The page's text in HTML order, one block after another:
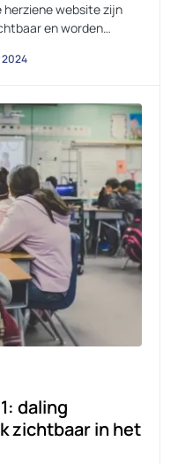
herziene website zijn
en worden…
2024
daling
zichtbaar in het